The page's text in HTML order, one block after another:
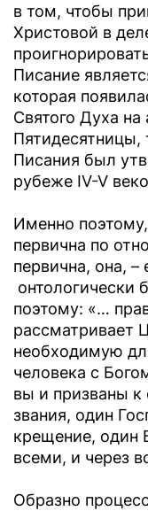
в том, чтобы
Христовой в
Писание
которая
Святого Духа
Пятидесятницы,
Писания был
рубеже IV-V
Именно
первична по
первична, она,
онтологически
поэтому: «…
рассматривает
необходимую
человека с
вы и призваны к
звания, один
крещение, один
всеми, и через
Образно